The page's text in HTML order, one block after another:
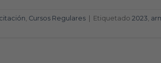
Cursos Regulares | Etiquetado 2023